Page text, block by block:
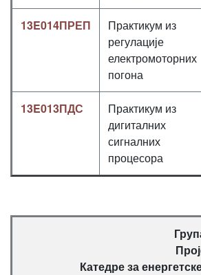
13E014ПРЕП
Практикум из
регулације
електромоторних
погона
13E013ПДС
Практикум из
дигиталних
сигналних
процесора
Катедре за